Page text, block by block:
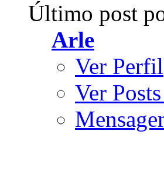
Último post
Arle
Ver Perfil
Ver